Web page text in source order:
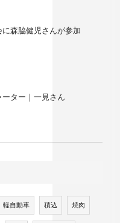
森脇健児さんが参加
ター｜一見さん
軽自動車 積込 焼肉